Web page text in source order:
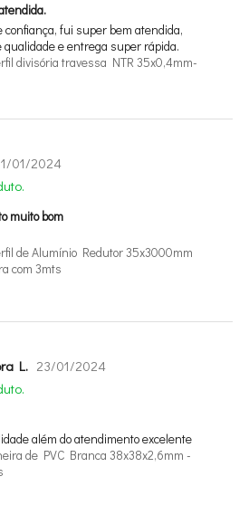
confiança, fui super bem atendida,
qualidade e entrega super rápida.
divisória travessa NTR 35x0,4mm-
01/2024
muito bom
de Alumínio Redutor 35x3000mm
com 3mts
L. 23/01/2024
além do atendimento excelente
de PVC Branca 38x38x2,6mm -